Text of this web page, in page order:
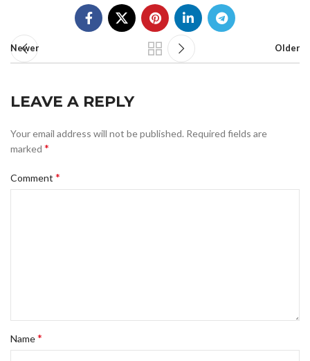
Newer Older
LEAVE A REPLY
Your email address will not be published. Required fields are
marked *
Comment *
Name*